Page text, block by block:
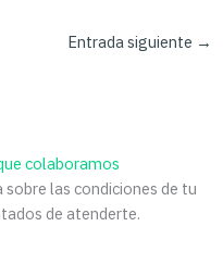
Entrada siguiente →
colaboramos
las condiciones de tu
de atenderte.